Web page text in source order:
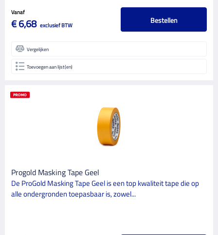
Vanaf
€ 6,68 exclusief BTW Bestellen
Vergelijken
Toevoegen aan lijst(en)
Progold Masking Tape Geel
De ProGold Masking Tape Geel is een top kwaliteit tape die op
alle ondergronden toepasbaar is, zowel...